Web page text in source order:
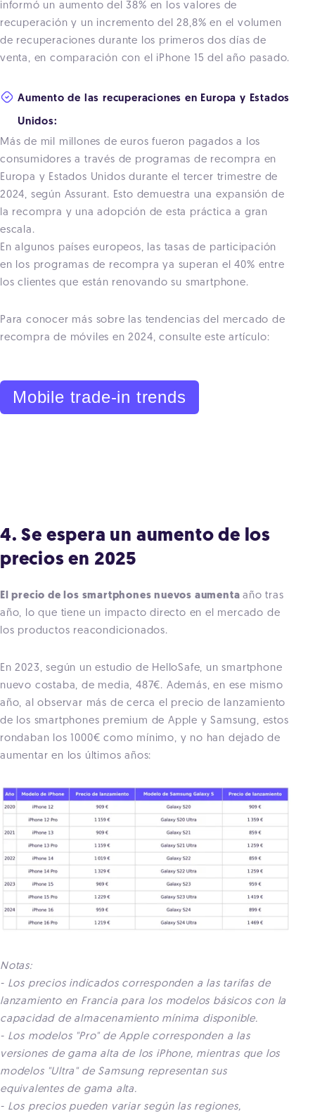
informó un aumento del 38% en los valores de
recuperación y un incremento del 28,8% en el volumen
de recuperaciones durante los primeros dos días de
venta, en comparación con el iPhone 15 del año pasado.
Aumento de las recuperaciones en Europa y Estados
Unidos:
Más de mil millones de euros fueron pagados a los
consumidores a través de programas de recompra en
Europa y Estados Unidos durante el tercer trimestre de
2024, según Assurant. Esto demuestra una expansión de
la recompra y una adopción de esta práctica a gran
escala.
En algunos países europeos, las tasas de participación
en los programas de recompra ya superan el 40% entre
los clientes que están renovando su smartphone.
Para conocer más sobre las tendencias del mercado de
recompra de móviles en 2024, consulte este artículo:
Mobile trade-in trends
4. Se espera un aumento de los
precios en 2025
El precio de los smartphones nuevos aumentaaño tras
año, lo que tiene un impacto directo en el mercado de
los productos reacondicionados.
En 2023, según un estudio de HelloSafe, un smartphone
nuevo costaba, de media, 487€. Además, en ese mismo
año, al observar más de cerca el precio de lanzamiento
de los smartphones premium de Apple y Samsung, estos
rondaban los 1000€ como mínimo, y no han dejado de
aumentar en los últimos años:
Notas:
- Los precios indicados corresponden a las tarifas de
lanzamiento en Francia para los modelos básicos con la
capacidad de almacenamiento mínima disponible.
- Los modelos "Pro" de Apple corresponden a las
versiones de gama alta de los iPhone, mientras que los
modelos "Ultra" de Samsung representan sus
equivalentes de gama alta.
- Los precios pueden variar según las regiones,